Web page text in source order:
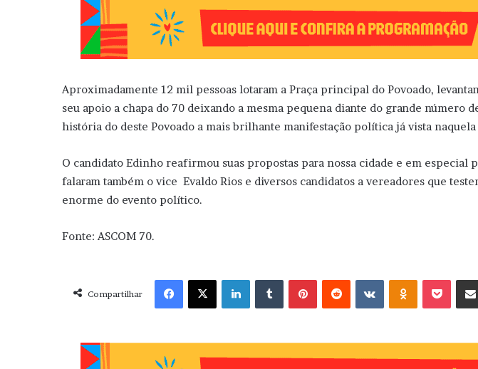
Aproximadamente 12 mil pessoas lotaram a Praça principal do Povoado,
seu apoio a chapa do 70 deixando a mesma pequena diante do grande número
história do deste Povoado a mais brilhante manifestação política já vista
O candidato Edinho reafirmou suas propostas para nossa cidade e em especial
falaram também o vice Evaldo Rios e diversos candidatos a vereadores que
enorme do evento político.
Fonte: ASCOM 70.
Compartilhar
Facebook X Linkedin VK OK